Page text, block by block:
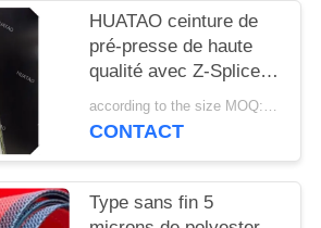
HUATAO ceinture de
pré-presse de haute
qualité avec Z-Splice
pour les presses
continues.
according to the size MOQ:12 pièces
CONTACT
Type sans fin 5